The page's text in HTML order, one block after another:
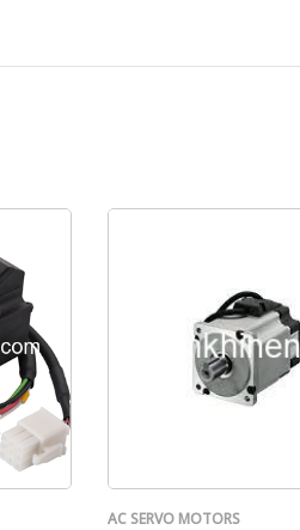
AC SERVO MOTORS